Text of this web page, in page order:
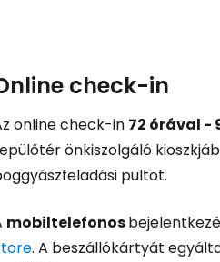
check-in
online check-in 72 órával -
önkiszolgáló
pultot.
mobiltelefonos
. A beszállókártyát
... az